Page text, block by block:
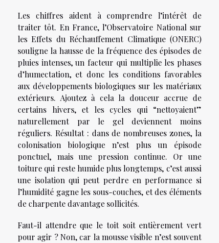
Les chiffres aident à comprendre l’intérêt de
traiter tôt. En France, l’Observatoire National sur
les Effets du Réchauffement Climatique (ONERC)
souligne la hausse de la fréquence des épisodes de
pluies intenses, un facteur qui multiplie les phases
d’humectation, et donc les conditions favorables
aux développements biologiques sur les matériaux
extérieurs. Ajoutez à cela la douceur accrue de
certains hivers, et les cycles qui “nettoyaient”
naturellement par le gel deviennent moins
réguliers. Résultat : dans de nombreuses zones, la
colonisation biologique n’est plus un épisode
ponctuel, mais une pression continue. Or une
toiture qui reste humide plus longtemps, c’est aussi
une isolation qui peut perdre en performance si
l’humidité gagne les sous-couches, et des éléments
de charpente davantage sollicités.
Faut-il attendre que le toit soit entièrement vert
pour agir ? Non, car la mousse visible n’est souvent